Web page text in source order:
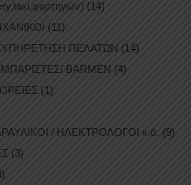
(14)
(11)
ΠΕΛΑΤΩΝ (14)
BARMEN (4)
(1)
/ ΗΛΕΚΤΡΟΛΟΓΟΙ κ.ά. (9)
(3)